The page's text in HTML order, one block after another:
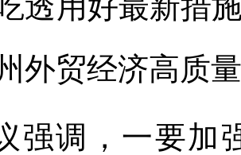
外贸经济高质
强调，一要加